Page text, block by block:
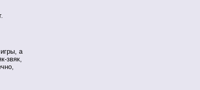
а
звяк,